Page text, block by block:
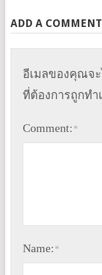
ADD A COMMENT
อีเมลของคุณจ
ที่ต้องการถูกทำ
Comment: *
Name: *